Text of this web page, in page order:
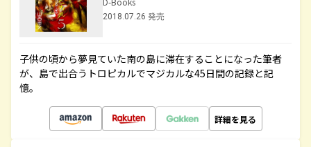
2018.07.26 発売
子供の頃から夢見ていた南の島に滞在することになった筆者
が、島で出合うトロピカルでマジカルな45日間の記録と記
憶。
詳細を見る